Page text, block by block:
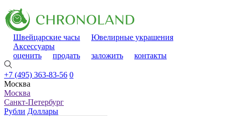
Швейцарские часы
Ювелирные украшения
Аксессуары
оценить
продать заложить контакты
+7 (495) 363-83-56 0
Москва
Москва
Санкт-Петербург
Рубли Доллары